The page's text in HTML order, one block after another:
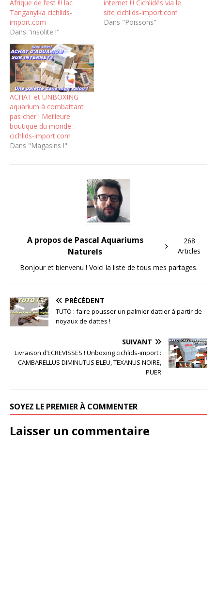
Afrique de l’est !!! lac
Tanganyika cichlids-
import.com
Dans "insolite !"
internet !!! Cichlidés via le
site cichlids-import.com
Dans "Poissons"
ACHAT et UNBOXING
aquarium à combattant
pas cher ! Meilleure
boutique du monde :
cichlids-import.com
Dans "Magasins !"
A propos de Pascal Aquariums
Naturels
268
Articles
Bonjour et bienvenu ! Voici la liste de tous mes partages.
PRÉCÉDENT
TUTO : faire pousser un palmier dattier à partir de
noyaux de dattes !
SUIVANT
Livraison d’ECREVISSES ! Unboxing cichlids-import :
CAMBARELLUS DIMINUTUS BLEU, TEXANUS NOIRE,
PUER
SOYEZ LE PREMIER À COMMENTER
Laisser un commentaire